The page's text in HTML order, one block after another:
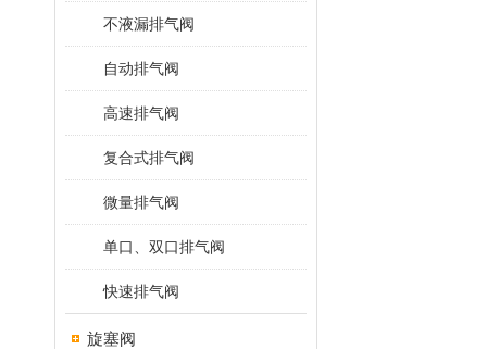
不液漏排气阀
自动排气阀
高速排气阀
复合式排气阀
微量排气阀
单口、双口排气阀
快速排气阀
旋塞阀